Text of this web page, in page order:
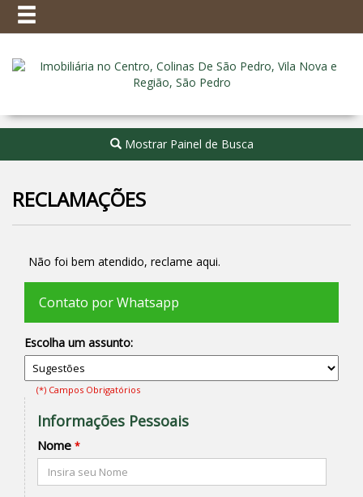
Mostrar Painel de Busca
RECLAMAÇÕES
Não foi bem atendido, reclame aqui.
Contato por Whatsapp
Escolha um assunto:
(*) Campos Obrigatórios
Informações Pessoais
Nome *